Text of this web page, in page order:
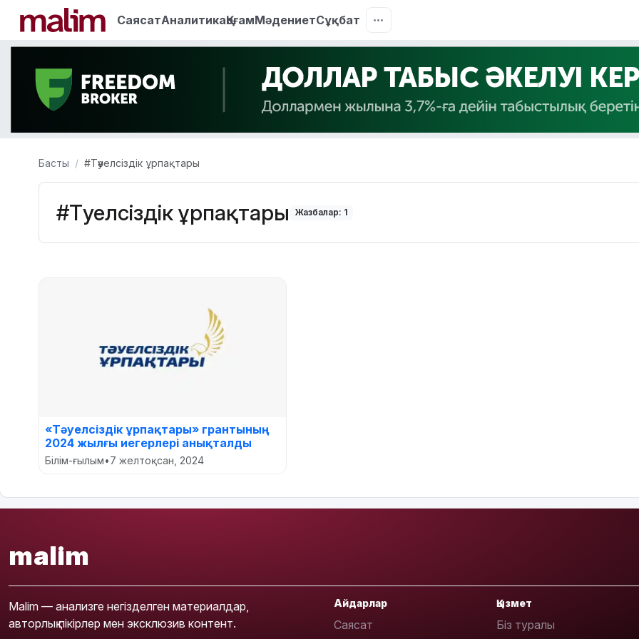
СаясатАналитикаҚоғамМәдениетСұқбат
Басты #Тәуелсіздік ұрпақтары
#Тәуелсіздік ұрпақтары Жазбалар: 1
«Тәуелсіздік ұрпақтары» грантының
2024 жылғы иегерлері анықталды
Білім-ғылым•7 желтоқсан, 2024
malim
Malim — анализге негізделген материалдар,
авторлық пікірлер мен эксклюзив контент.
Айдарлар
Саясат
Қызмет
Біз туралы